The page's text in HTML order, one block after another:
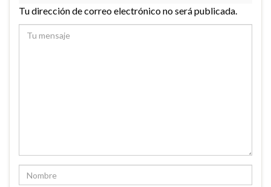
Tu dirección de correo electrónico no será publicada.